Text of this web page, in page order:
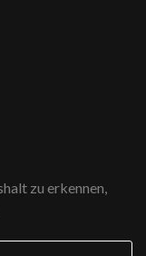
zu erkennen,